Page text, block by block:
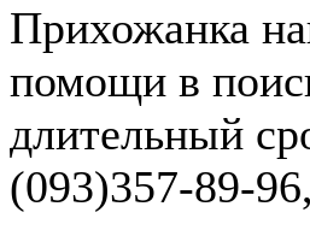
Прихожанка
помощи в
длительный
(093)357-89-